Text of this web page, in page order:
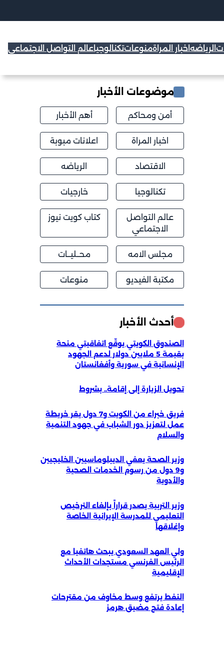
الرياضه اخبار المراةمنوعاتتكنالوجياعالم التواصل الاجتماعي
موضوعات الأخبار
أمن ومحاكم أهم الأخبار
اخبار المراة اعلانات مبوبة
الاقتصاد الرياضه
تكنالوجيا خارجيات
عالم التواصل
الاجتماعي
كتاب كويت نيوز
مجلس الامه محــليــات
مكتبة الفيديو منوعات
أحدث الأخبار
الصندوق الكويتي يوقّع اتفاقيتي منحة
بقيمة 5 ملايين دولار لدعم الجهود
الإنسانية في سورية وأفغانستان
تحويل الزيارة إلى إقامة.. بشروط
فريق خبراء من الكويت و7 دول يقر خريطة
عمل لتعزيز دور الشباب في جهود التنمية
والسلام
وزير الصحة يعفي الديبلوماسيين الخليجيين
و9 دول من رسوم الخدمات الصحية
والأدوية
وزير التربية يصدر قراراً بإلغاء الترخيص
التعليمي للمدرسة الإيرانية الخاصة
وإغلاقها
ولي العهد السعودي يبحث هاتفيا مع
الرئيس الفرنسي مستجدات الأحداث
الإقليمية
النفط يرتفع وسط مخاوف من مقترحات
إعادة فتح مضيق هرمز